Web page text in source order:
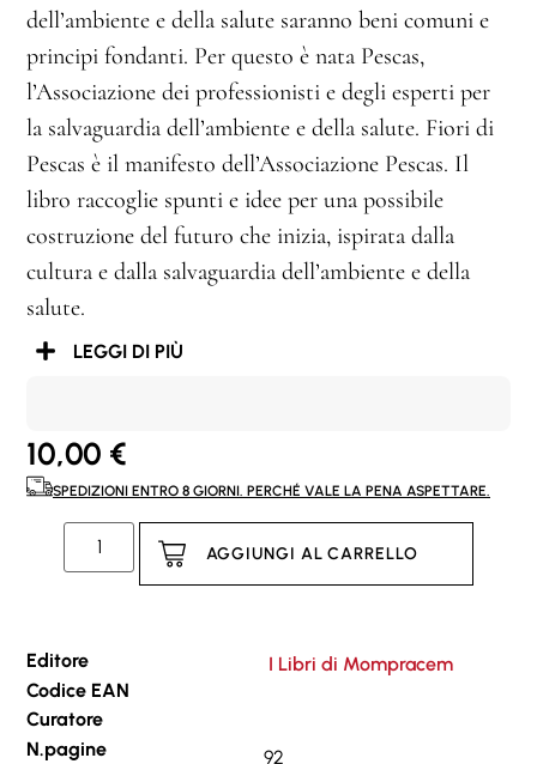
dell’ambiente e della salute saranno beni comuni e
principi fondanti. Per questo è nata Pescas,
l’Associazione dei professionisti e degli esperti per
la salvaguardia dell’ambiente e della salute. Fiori di
Pescas è il manifesto dell’Associazione Pescas. Il
libro raccoglie spunti e idee per una possibile
costruzione del futuro che inizia, ispirata dalla
cultura e dalla salvaguardia dell’ambiente e della
salute.
LEGGI DI PIÙ
10,00 €
SPEDIZIONI ENTRO 8 GIORNI. PERCHÉ VALE LA PENA ASPETTARE.
AGGIUNGI AL CARRELLO
Editore
I Libri di Mompracem
Codice EAN
Curatore
N.pagine
92